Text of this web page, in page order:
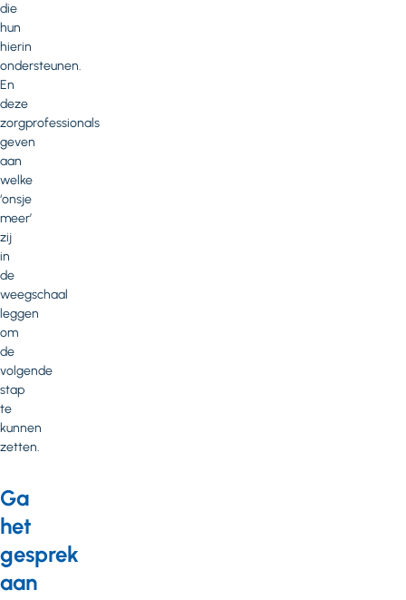
die
hun
hierin
ondersteunen.
En
deze
zorgprofessionals
geven
aan
welke
‘onsje
meer’
zij
in
de
weegschaal
leggen
om
de
volgende
stap
te
kunnen
zetten.
Ga
het
gesprek
aan